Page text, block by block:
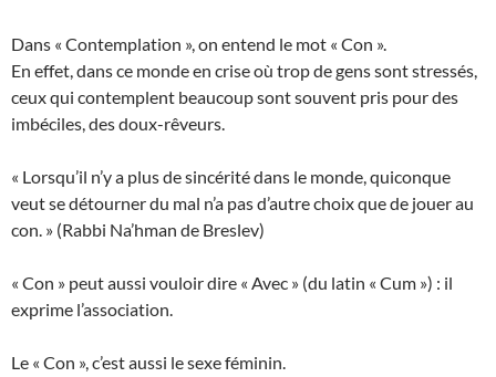
Dans « Contemplation », on entend le mot « Con ».
En effet, dans ce monde en crise où trop de gens sont stressés,
ceux qui contemplent beaucoup sont souvent pris pour des
imbéciles, des doux-rêveurs.
« Lorsqu’il n’y a plus de sincérité dans le monde, quiconque
veut se détourner du mal n’a pas d’autre choix que de jouer au
con. » (Rabbi Na’hman de Breslev)
« Con » peut aussi vouloir dire « Avec » (du latin « Cum ») : il
exprime l’association.
Le « Con », c’est aussi le sexe féminin.